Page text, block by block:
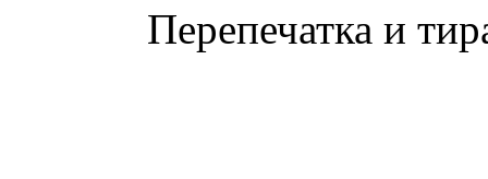
Перепечатка и